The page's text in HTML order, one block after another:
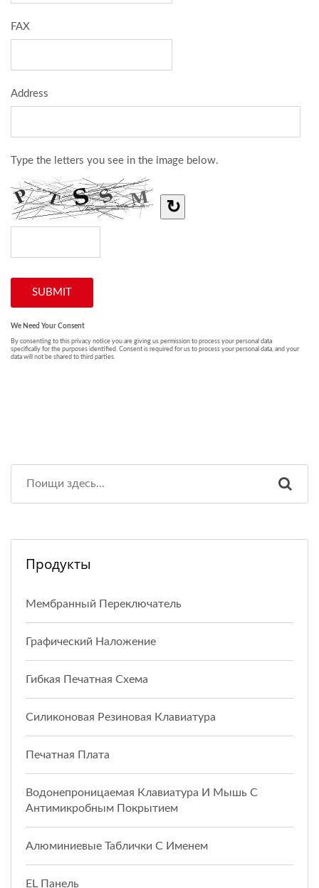
Продукты
Мембранный Переключатель
Графический Наложение
Гибкая Печатная Схема
Силиконовая Резиновая Клавиатура
Печатная Плата
Водонепроницаемая Клавиатура И Мышь С
Антимикробным Покрытием
Алюминиевые Таблички С Именем
EL Панель